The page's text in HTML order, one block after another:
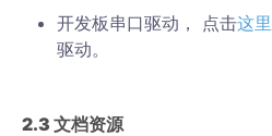
开发板串口驱动， 点击这里
驱动。
2.3 文档资源